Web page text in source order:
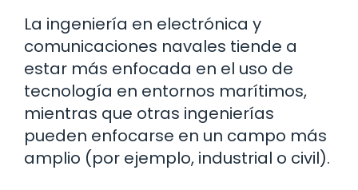
La ingeniería en electrónica y
comunicaciones navales tiende a
estar más enfocada en el uso de
tecnología en entornos marítimos,
mientras que otras ingenierías
pueden enfocarse en un campo más
amplio (por ejemplo, industrial o civil).